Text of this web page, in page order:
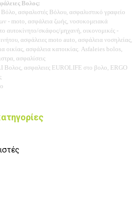
Βολος:
ασφαλιστές Βόλου, ασφαλιστικό γραφείο
- moto, ασφάλεια ζωής, νοσοκομειακά
αυτοκίνητο/σκάφος/μηχανή, οικονομικές -
ασφάλειες moto auto, ασφάλεια νοσηλείας,
οικίας, ασφάλεια κατοικίας. Asfaleies bolos,
ασφαλίσεις
Βολος, ασφαλειες EUROLIFE στο βολο, ERGO